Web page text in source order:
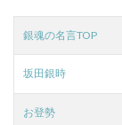
銀魂の名言TOP
坂田銀時
お登勢